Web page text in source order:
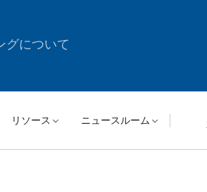
グについて
リソース ニュースルーム